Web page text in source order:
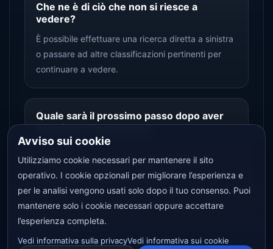
Che ne è di ciò che non si riesce a
vedere?
È possibile effettuare una ricerca diretta a sinistra
o passare ad altre classificazioni pertinenti per
continuare a vedere.
Quale sarà il prossimo passo dopo aver
esaminato l’argomento?
È possibile tornare al centro Documenti o passare
dall 'ingresso argomenti in alto a argomenti
adiacenti per continuare a leggere.
Avviso sui cookie
Utilizziamo cookie necessari per mantenere il sito
operativo. I cookie opzionali per migliorare l’esperienza e
per le analisi vengono usati solo dopo il tuo consenso. Puoi
mantenere solo i cookie necessari oppure accettare
l’esperienza completa.
Vedi informativa sulla privacyVedi informativa sui cookie